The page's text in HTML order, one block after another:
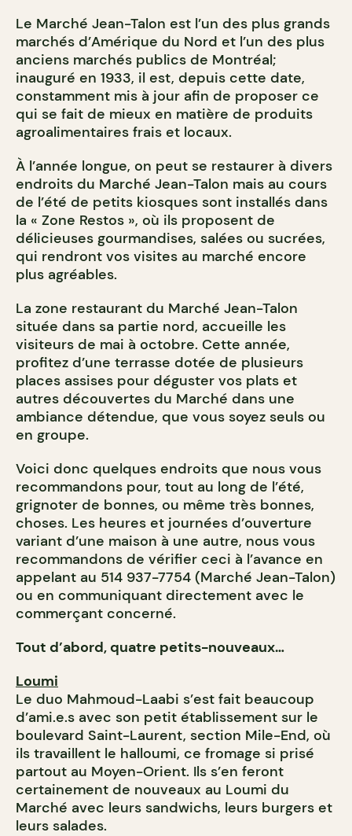
Le Marché Jean-Talon est l’un des plus grands
marchés d’Amérique du Nord et l’un des plus
anciens marchés publics de Montréal;
inauguré en 1933, il est, depuis cette date,
constamment mis à jour afin de proposer ce
qui se fait de mieux en matière de produits
agroalimentaires frais et locaux.
À l’année longue, on peut se restaurer à divers
endroits du Marché Jean-Talon mais au cours
de l’été de petits kiosques sont installés dans
la « Zone Restos », où ils proposent de
délicieuses gourmandises, salées ou sucrées,
qui rendront vos visites au marché encore
plus agréables.
La zone restaurant du Marché Jean-Talon
située dans sa partie nord, accueille les
visiteurs de mai à octobre. Cette année,
profitez d’une terrasse dotée de plusieurs
places assises pour déguster vos plats et
autres découvertes du Marché dans une
ambiance détendue, que vous soyez seuls ou
en groupe.
Voici donc quelques endroits que nous vous
recommandons pour, tout au long de l’été,
grignoter de bonnes, ou même très bonnes,
choses. Les heures et journées d’ouverture
variant d’une maison à une autre, nous vous
recommandons de vérifier ceci à l’avance en
appelant au 514 937-7754 (Marché Jean-Talon)
ou en communiquant directement avec le
commerçant concerné.
Tout d’abord, quatre petits-nouveaux…
Loumi
Le duo Mahmoud-Laabi s’est fait beaucoup
d’ami.e.s avec son petit établissement sur le
boulevard Saint-Laurent, section Mile-End, où
ils travaillent le halloumi, ce fromage si prisé
partout au Moyen-Orient. Ils s’en feront
certainement de nouveaux au Loumi du
Marché avec leurs sandwichs, leurs burgers et
leurs salades.